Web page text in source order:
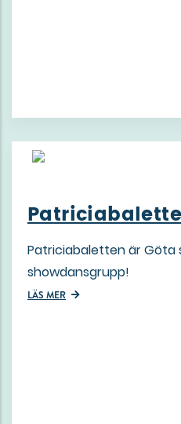
Patriciabaletten är Göta
showdansgrupp!
LÄS MER